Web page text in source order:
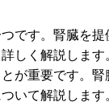
です。腎臓を
しく解説しま
が重要です。
いて解説します